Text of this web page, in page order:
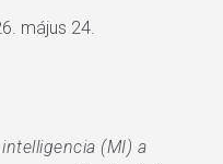
május 24.
(MI) a